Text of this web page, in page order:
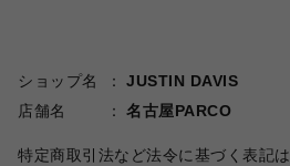
ショップ名
JUSTIN DAVIS
店舗名
名古屋PARCO
特定商取引法など法令に基づく表記は